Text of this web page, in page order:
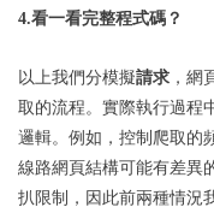
4.看一看完整程式碼？
以上我們分模擬請求 ，網
取的流程。實際執行過程
邏輯。例如，控制爬取的
線路網頁結構可能有差異
扒限制，因此前兩種情況